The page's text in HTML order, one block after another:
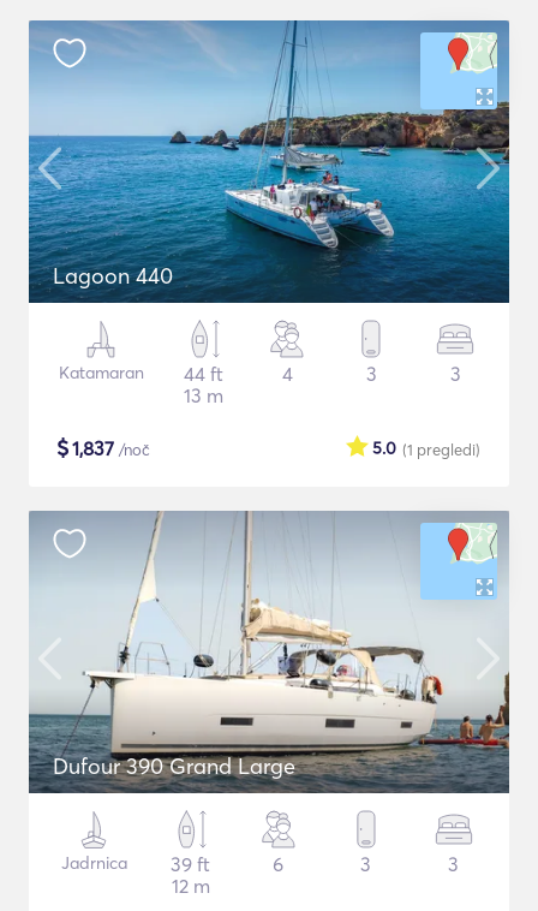
Lagoon 440
Katamaran
44 ft
13 m
4 3 3
$1,837 /noč (1 pregledi)
5.0
Dufour 390 Grand Large
Jadrnica
39 ft
12 m
6 3 3